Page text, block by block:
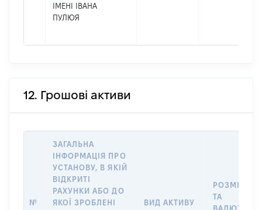
ІМЕНІ ІВАНА
ПУЛЮЯ
12. Грошові активи
№
ЗАГАЛЬНА
ІНФОРМАЦІЯ ПРО
УСТАНОВУ, В ЯКІЙ
ВІДКРИТІ
РАХУНКИ АБО ДО
ЯКОЇ ЗРОБЛЕНІ
ВИД АКТИВУ
РОЗМІР
ТА
ВАЛЮТА